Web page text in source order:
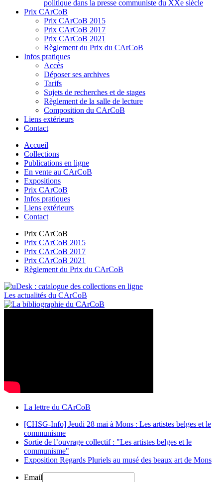
politique dans la presse communiste du XXe siècle
Prix CArCoB
Prix CArCoB 2015
Prix CArCoB 2017
Prix CArCoB 2021
Règlement du Prix du CArCoB
Infos pratiques
Accès
Déposer ses archives
Tarifs
Sujets de recherches et de stages
Règlement de la salle de lecture
Composition du CArCoB
Liens extérieurs
Contact
Accueil
Collections
Publications en ligne
En vente au CArCoB
Expositions
Prix CArCoB
Infos pratiques
Liens extérieurs
Contact
Prix CArCoB
Prix CArCoB 2015
Prix CArCoB 2017
Prix CArCoB 2021
Règlement du Prix du CArCoB
Les actualités du CArCoB
La lettre du CArCoB
[CHSG-Info] Jeudi 28 mai à Mons : Les artistes belges et le
communisme
Sortie de l’ouvrage collectif : "Les artistes belges et le
communisme"
Exposition Regards Pluriels au musé des beaux art de Mons
Email